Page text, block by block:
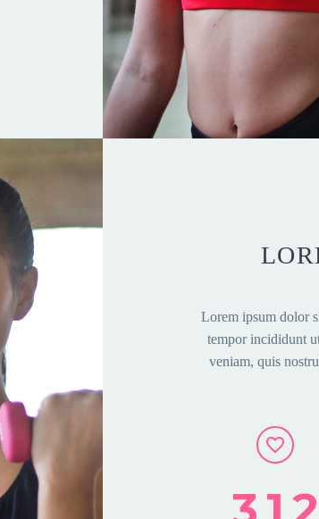
Lorem ipsum dolor
tempor incididunt
veniam, quis